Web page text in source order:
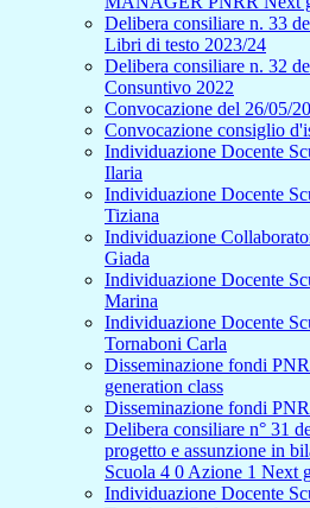
Delibera consiliare n. 33
Libri di testo 2023/24
Delibera consiliare n. 32
Consuntivo 2022
Convocazione del 26/05/
Convocazione consiglio
Individuazione Docente
Ilaria
Individuazione Docente
Tiziana
Individuazione
Giada
Individuazione Docente
Marina
Individuazione Docente
Tornaboni Carla
Disseminazione fondi
generation class
Disseminazione fondi
Delibera consiliare n° 31
progetto e assunzione in
Scuola 4 0 Azione 1 Next
Individuazione Docente